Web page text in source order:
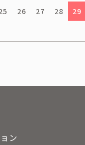
26 27 28 29
ン